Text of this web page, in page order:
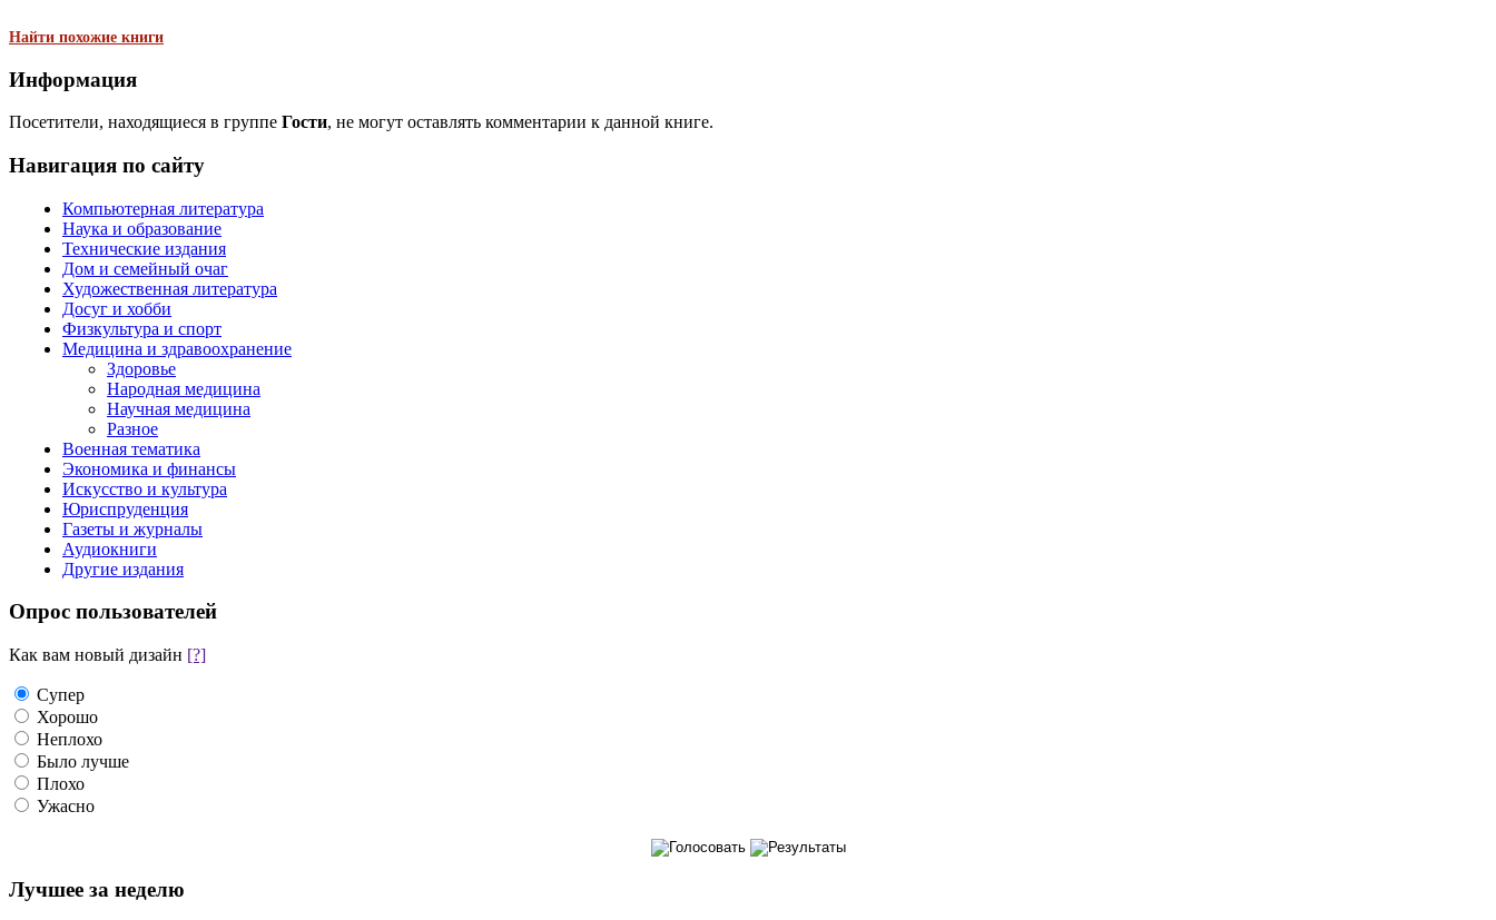
Найти похожие книги
Информация
Посетители, находящиеся в группе Гости, не могут оставлять комментарии к данной книге.
Навигация по сайту
Компьютерная литература
Наука и образование
Технические издания
Дом и семейный очаг
Художественная литература
Досуг и хобби
Физкультура и спорт
Медицина и здравоохранение
Здоровье
Народная медицина
Научная медицина
Разное
Военная тематика
Экономика и финансы
Искусство и культура
Юриспруденция
Газеты и журналы
Аудиокниги
Другие издания
Опрос пользователей
Как вам новый дизайн [?]
Супер
Хорошо
Неплохо
Было лучше
Плохо
Ужасно
Лучшее за неделю